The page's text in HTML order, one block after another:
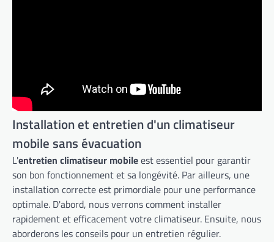
Installation et entretien d'un climatiseur
mobile sans évacuation
L'entretien climatiseur mobileest essentiel pour garantir
son bon fonctionnement et sa longévité. Par ailleurs, une
installation correcte est primordiale pour une performance
optimale. D'abord, nous verrons comment installer
rapidement et efficacement votre climatiseur. Ensuite, nous
aborderons les conseils pour un entretien régulier.